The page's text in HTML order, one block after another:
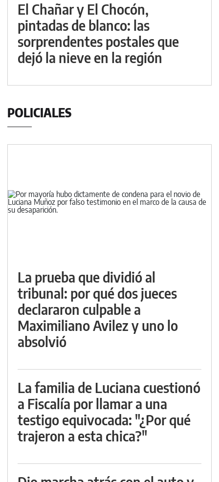
El Chañar y El Chocón,
pintadas de blanco: las
sorprendentes postales que
dejó la nieve en la región
POLICIALES
La prueba que dividió al
tribunal: por qué dos jueces
declararon culpable a
Maximiliano Avilez y uno lo
absolvió
La familia de Luciana cuestionó
a Fiscalía por llamar a una
testigo equivocada: "¿Por qué
trajeron a esta chica?"